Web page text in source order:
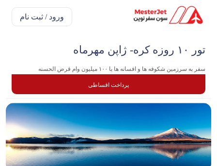
ورود / ثبت نام
تور ۱۰ روزه کره- ژاپن مهرماه
سفر به سرزمین شکوفه ها و افسانه ها با ۱۰۰ میلیون وام قرض الحسنه
پرداخت اقساطی